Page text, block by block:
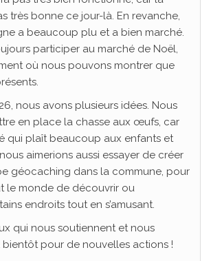
très bonne ce jour-là. En revanche,
a beaucoup plu et a bien marché.
participer au marché de Noël,
où nous pouvons montrer que
nous avons plusieurs idées. Nous
en place la chasse aux œufs, car
qui plaît beaucoup aux enfants et
aimerions aussi essayer de créer
géocaching dans la commune, pour
le monde de découvrir ou
endroits tout en s’amusant.
qui nous soutiennent et nous
pour de nouvelles actions !